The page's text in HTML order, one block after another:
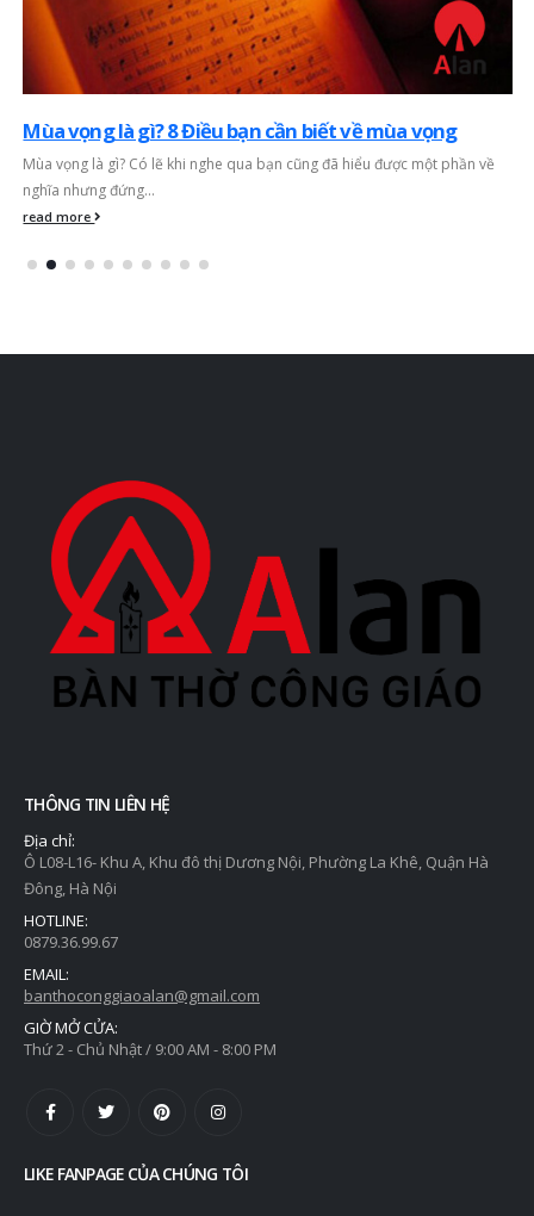
Mùa vọng là gì? 8 Điều bạn cần biết về mùa vọng
Mùa vọng là gì? Có lẽ khi nghe qua bạn cũng đã hiểu được một phần về
nghĩa nhưng đứng...
read more
THÔNG TIN LIÊN HỆ
Địa chỉ:
Ô L08-L16- Khu A, Khu đô thị Dương Nội, Phường La Khê, Quận Hà
Đông, Hà Nội
HOTLINE:
0879.36.99.67
EMAIL:
banthoconggiaoalan@gmail.com
GIỜ MỞ CỬA:
Thứ 2 - Chủ Nhật / 9:00 AM - 8:00 PM
LIKE FANPAGE CỦA CHÚNG TÔI